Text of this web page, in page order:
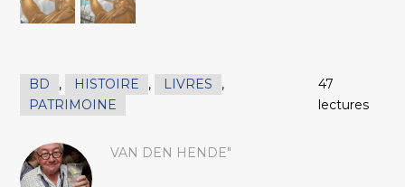
BD , HISTOIRE , LIVRES
,
PATRIMOINE
47
lectures
VAN DEN HENDE"